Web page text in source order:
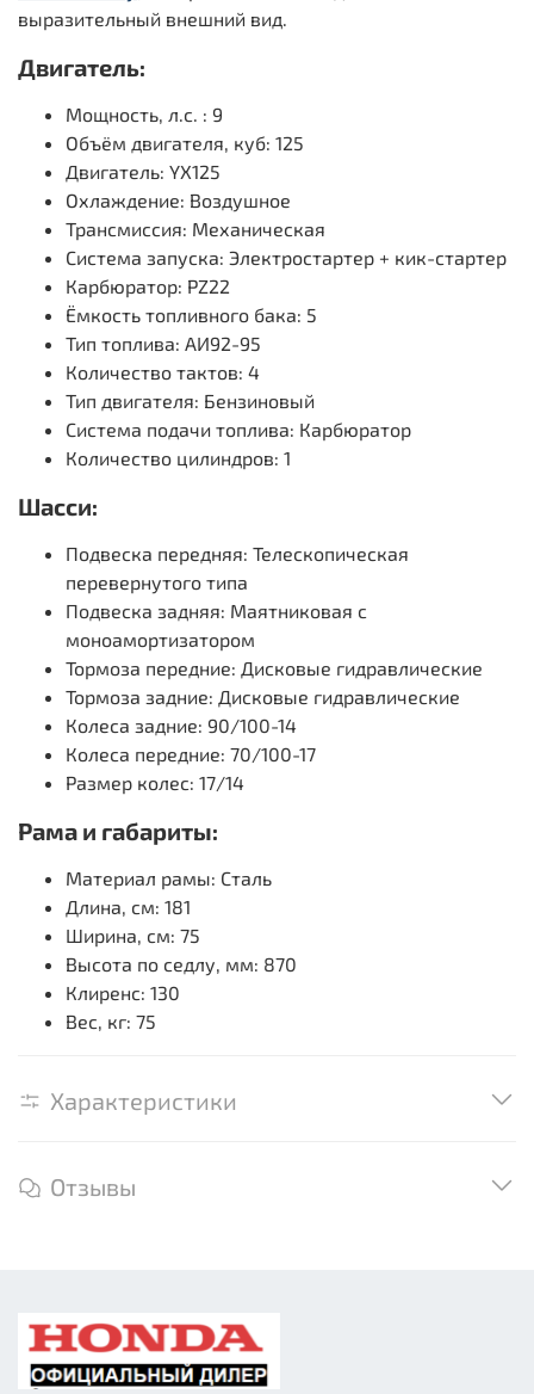
выразительный внешний вид.
Двигатель:
Мощность, л.с. : 9
Объём двигателя, куб: 125
Двигатель: YX125
Охлаждение: Воздушное
Трансмиссия: Механическая
Система запуска: Электростартер + кик-стартер
Карбюратор: PZ22
Ёмкость топливного бака: 5
Тип топлива: АИ92-95
Количество тактов: 4
Тип двигателя: Бензиновый
Система подачи топлива: Карбюратор
Количество цилиндров: 1
Шасси:
Подвеска передняя: Телескопическая
перевернутого типа
Подвеска задняя: Маятниковая с
моноамортизатором
Тормоза передние: Дисковые гидравлические
Тормоза задние: Дисковые гидравлические
Колеса задние: 90/100-14
Колеса передние: 70/100-17
Размер колес: 17/14
Рама и габариты:
Материал рамы: Сталь
Длина, см: 181
Ширина, см: 75
Высота по седлу, мм: 870
Клиренс: 130
Вес, кг: 75
Характеристики
Отзывы